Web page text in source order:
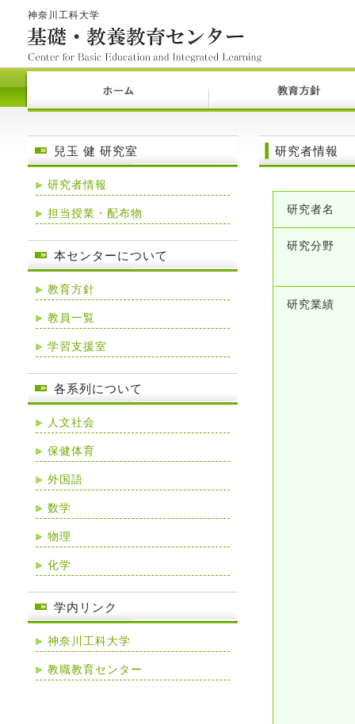
神奈川工科大学
研究者情報
研究者名
研究分野
研究業績
兒玉 健 研究室
研究者情報
担当授業・配布物
本センターについて
教育方針
教員一覧
学習支援室
各系列について
人文社会
保健体育
外国語
数学
物理
化学
学内リンク
神奈川工科大学
教職教育センター